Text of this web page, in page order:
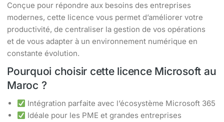
Conçue pour répondre aux besoins des entreprises
modernes, cette licence vous permet d’améliorer votre
productivité, de centraliser la gestion de vos opérations
et de vous adapter à un environnement numérique en
constante évolution.
Pourquoi choisir cette licence Microsoft au
Maroc ?
Intégration parfaite avec l’écosystème Microsoft 365
Idéale pour les PME et grandes entreprises